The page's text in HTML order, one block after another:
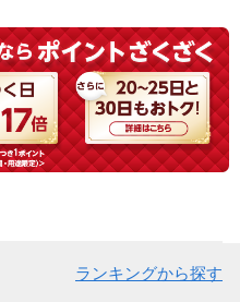
ランキングから探す